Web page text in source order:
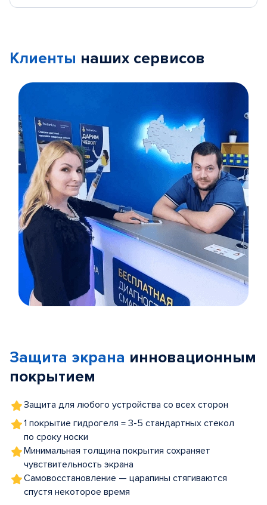
Клиенты наших сервисов
5
Защита экрана инновационным
покрытием
Защита для любого устройства со всех сторон
1 покрытие гидрогеля = 3-5 стандартных стекол
по сроку носки
Минимальная толщина покрытия сохраняет
чувствительность экрана
Самовосстановление — царапины стягиваются
спустя некоторое время